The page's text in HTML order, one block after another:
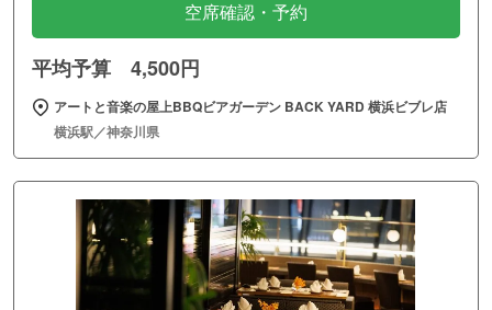
空席確認・予約
平均予算 4,500円
アートと音楽の屋上BBQビアガーデン BACK YARD 横浜ビブレ店
横浜駅／神奈川県